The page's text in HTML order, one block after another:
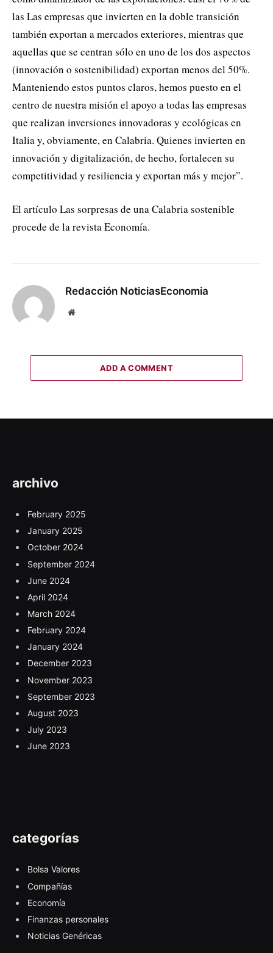
las Las empresas que invierten en la doble transición
también exportan a mercados exteriores, mientras que
aquellas que se centran sólo en uno de los dos aspectos
(innovación o sostenibilidad) exportan menos del 50%.
Manteniendo estos puntos claros, hemos puesto en el
centro de nuestra misión el apoyo a todas las empresas
que realizan inversiones innovadoras y ecológicas en
Italia y, obviamente, en Calabria. Quienes invierten en
innovación y digitalización, de hecho, fortalecen su
competitividad y resiliencia y exportan más y mejor”.
El artículo Las sorpresas de una Calabria sostenible
procede de la revista Economía.
Redacción NoticiasEconomia
Website
ADD A COMMENT
archivo
February 2025
January 2025
October 2024
September 2024
June 2024
April 2024
March 2024
February 2024
January 2024
December 2023
November 2023
September 2023
August 2023
July 2023
June 2023
categorías
Bolsa Valores
Compañías
Economía
Finanzas personales
Noticias Genéricas